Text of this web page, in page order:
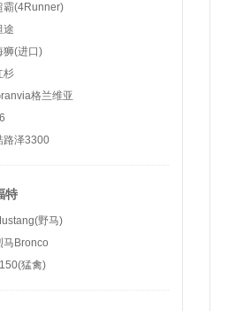
霸(4Runner)
途
狮(进口)
杉
格兰维亚
路泽3300
特
野马)
马Bronco
猛禽)